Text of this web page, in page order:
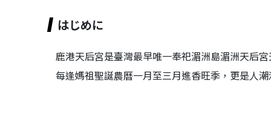
はじめに
鹿港天后宮是臺灣最早唯一奉祀湄洲島湄洲天后
每逢媽祖聖誕農曆一月至三月進香旺季，更是人